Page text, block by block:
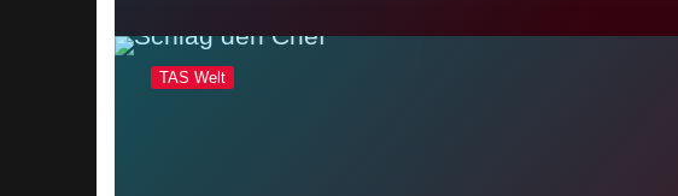
TAS Welt